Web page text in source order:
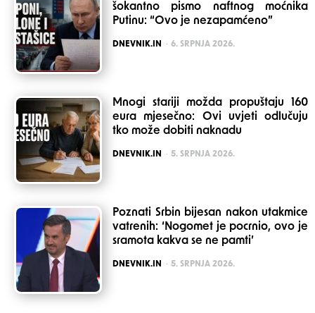
šokantno pismo naftnog moćnika
Putinu: “Ovo je nezapamćeno”
POSTED
DNEVNIK.IN 6. SRPNJA 2026.
Mnogi stariji možda propuštaju 160
eura mjesečno: Ovi uvjeti odlučuju
tko može dobiti naknadu
POSTED
DNEVNIK.IN 5. SRPNJA 2026.
Poznati Srbin bijesan nakon utakmice
vatrenih: ‘Nogomet je pocrnio, ovo je
sramota kakva se ne pamti’
POSTED
DNEVNIK.IN 5. SRPNJA 2026.